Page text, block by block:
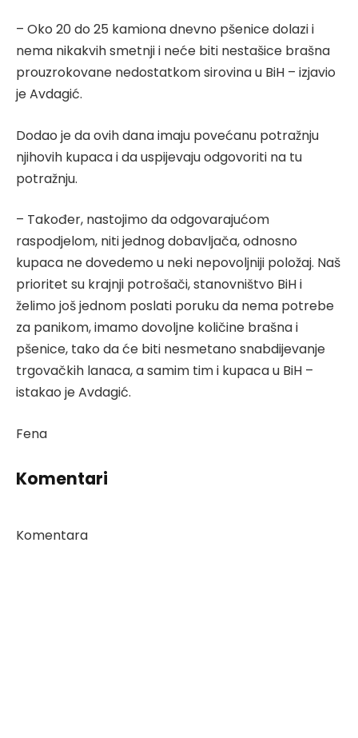
– Oko 20 do 25 kamiona dnevno pšenice dolazi i
nema nikakvih smetnji i neće biti nestašice brašna
prouzrokovane nedostatkom sirovina u BiH – izjavio
je Avdagić.
Dodao je da ovih dana imaju povećanu potražnju
njihovih kupaca i da uspijevaju odgovoriti na tu
potražnju.
– Također, nastojimo da odgovarajućom
raspodjelom, niti jednog dobavljača, odnosno
kupaca ne dovedemo u neki nepovoljniji položaj. Naš
prioritet su krajnji potrošači, stanovništvo BiH i
želimo još jednom poslati poruku da nema potrebe
za panikom, imamo dovoljne količine brašna i
pšenice, tako da će biti nesmetano snabdijevanje
trgovačkih lanaca, a samim tim i kupaca u BiH –
istakao je Avdagić.
Fena
Komentari
Komentara